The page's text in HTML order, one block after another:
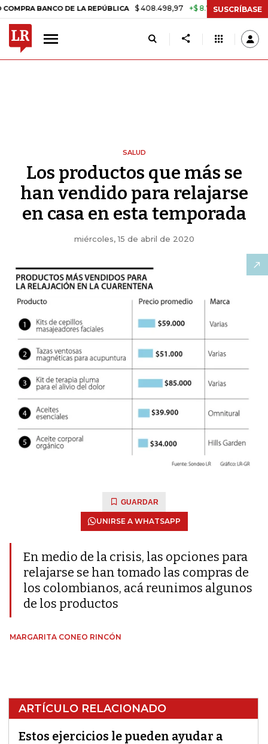
DE LA REPÚBLICA $ 408.498,97 +$ 8.753,81 +2,19% TASA
SUSCRÍBASE
SALUD
Los productos que más se
han vendido para relajarse
en casa en esta temporada
miércoles, 15 de abril de 2020
GUARDAR
UNIRSE A WHATSAPP
En medio de la crisis, las opciones para
relajarse se han tomado las compras de
los colombianos, acá reunimos algunos
de los productos
MARGARITA CONEO RINCÓN
ARTÍCULO RELACIONADO
Estos ejercicios le pueden ayudar a